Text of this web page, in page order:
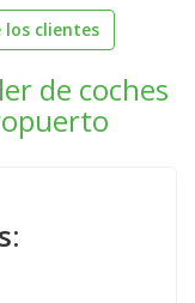
clientes
de coches